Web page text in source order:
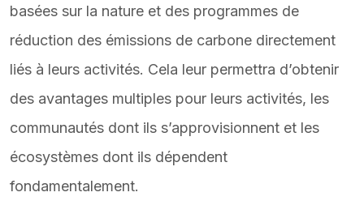
basées sur la nature et des programmes de
réduction des émissions de carbone directement
liés à leurs activités. Cela leur permettra d’obtenir
des avantages multiples pour leurs activités, les
communautés dont ils s’approvisionnent et les
écosystèmes dont ils dépendent
fondamentalement.